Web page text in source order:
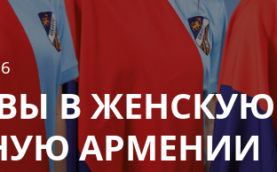
В ЖЕНСКУЮ
АРМЕНИИ